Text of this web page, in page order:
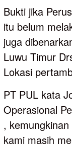
Bukti jika
itu belum
juga
Luwu Timur
Lokasi
PT PUL kata
Operasional
,
kami masih